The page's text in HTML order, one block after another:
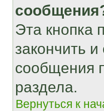
Эта кнопка
закончить
сообщения
раздела.
Вернуться к